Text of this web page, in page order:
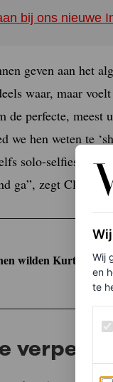
bij ons nieuwe
geven aan het
waar, maar
de perfecte,
we hen weten te
solo-selfies zijn
ga”, zegt Clare,
wilden Kurt
Wij
en
te